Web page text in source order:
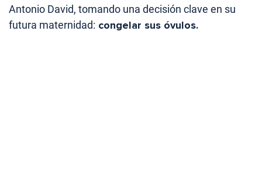
Antonio David, tomando una decisión clave en su
futura maternidad: congelar sus óvulos.